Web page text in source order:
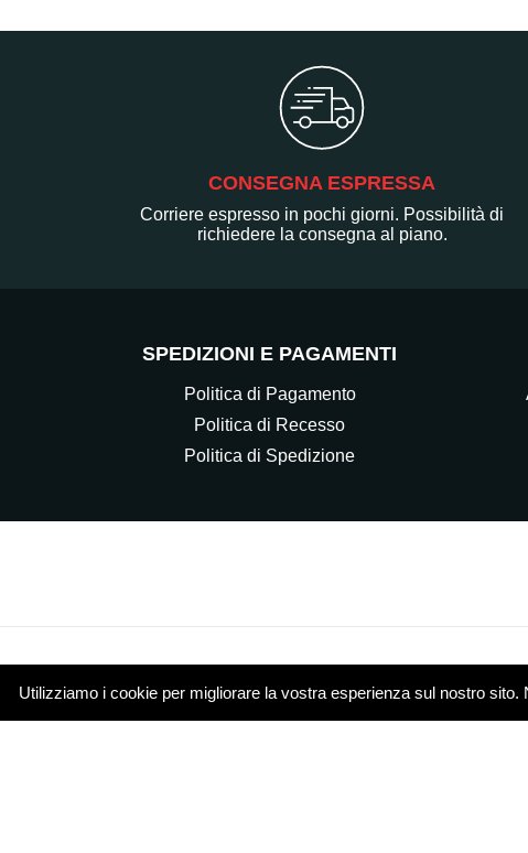
Utilizziamo i cookie per migliorare la vostra esperienza sul nostro
CONSEGNA ESPRESSA
Corriere espresso in pochi giorni. Possibilità di
richiedere la consegna al piano.
SPEDIZIONI E PAGAMENTI
Politica di Pagamento
Politica di Recesso
Politica di Spedizione